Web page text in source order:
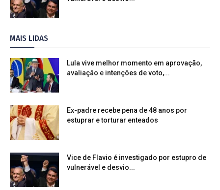
MAIS LIDAS
Lula vive melhor momento em aprovação,
avaliação e intenções de voto,...
Ex-padre recebe pena de 48 anos por
estuprar e torturar enteados
Vice de Flavio é investigado por estupro de
vulnerável e desvio...